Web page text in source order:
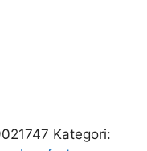
Kategori: